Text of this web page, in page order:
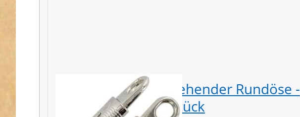
Panikhaken - feststehender Rundöse -
Zinkdruckguss - 1 Stück